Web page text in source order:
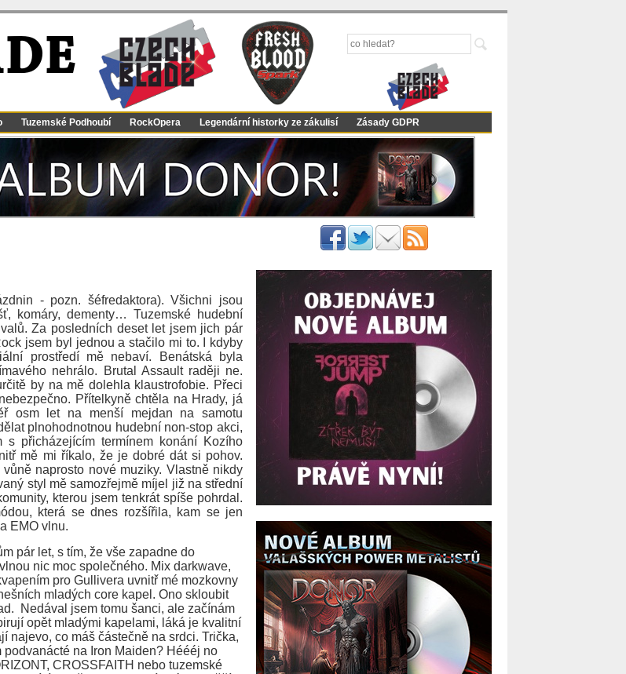
Tuzemské Podhoubí RockOpera Legendární historky ze zákulisí Zásady GDPR
- pozn. šéfredaktora). Všichni jsou
komáry, dementy… Tuzemské hudební
Za posledních deset let jsem jich pár
jsem byl jednou a stačilo mi to. I kdyby
prostředí mě nebaví. Benátská byla
nehrálo. Brutal Assault raději ne.
by na mě dolehla klaustrofobie. Přeci
Přítelkyně chtěla na Hrady, já
osm let na menší mejdan na samotu
plnohodnotnou hudební non-stop akci,
přicházejícím termínem konání Kozího
mě mi říkalo, že je dobré dát si pohov.
naprosto nové muziky. Vlastně nikdy
styl mě samozřejmě míjel již na střední
kterou jsem tenkrát spíše pohrdal.
která se dnes rozšířila, kam se jen
EMO vlnu.
pár let, s tím, že vše zapadne do
nic moc společného. Mix darkwave,
pro Gullivera uvnitř mé mozkovny
mladých core kapel. Ono skloubit
Nedával jsem tomu šanci, ale začínám
opět mladými kapelami, láká je kvalitní
najevo, co máš částečně na srdci. Trička,
na Iron Maiden? Héééj no
CROSSFAITH nebo tuzemské